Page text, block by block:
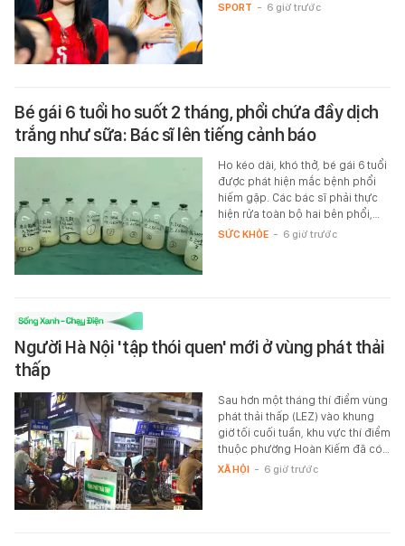
SPORT - 6 giờ trước
Bé gái 6 tuổi ho suốt 2 tháng, phổi chứa đầy dịch
trắng như sữa: Bác sĩ lên tiếng cảnh báo
Ho kéo dài, khó thở, bé gái 6 tuổi
được phát hiện mắc bệnh phổi
hiếm gặp. Các bác sĩ phải thực
hiện rửa toàn bộ hai bên phổi,…
SỨC KHỎE - 6 giờ trước
Người Hà Nội 'tập thói quen' mới ở vùng phát thải
thấp
Sau hơn một tháng thí điểm vùng
phát thải thấp (LEZ) vào khung
giờ tối cuối tuần, khu vực thí điểm
thuộc phường Hoàn Kiếm đã có…
XÃ HỘI - 6 giờ trước